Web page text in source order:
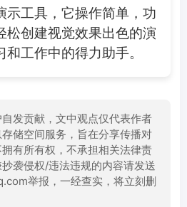
示工具，它操作简单，功
松创建视觉效果出色的演
工作中的得力助手。
发贡献，文中观点仅代表作者
储空间服务，旨在分享传播对
有所有权，不承担相关法律责
袭侵权/违法违规的内容请发送
举报，一经查实，将立刻删